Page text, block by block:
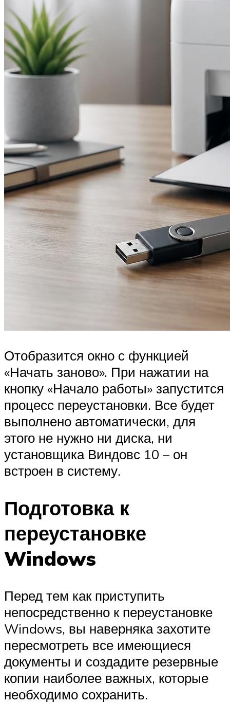
Отобразится окно с функцией
«Начать заново». При нажатии на
кнопку «Начало работы» запустится
процесс переустановки. Все будет
выполнено автоматически, для
этого не нужно ни диска, ни
установщика Виндовс 10 – он
встроен в систему.
Подготовка к
переустановке
Windows
Перед тем как приступить
непосредственно к переустановке
Windows, вы наверняка захотите
пересмотреть все имеющиеся
документы и создадите резервные
копии наиболее важных, которые
необходимо сохранить.